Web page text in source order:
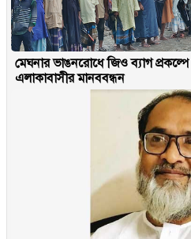
মেঘনার ভাঙনরোধে জিও ব্যাগ
এলাকাবাসীর মানববন্ধন